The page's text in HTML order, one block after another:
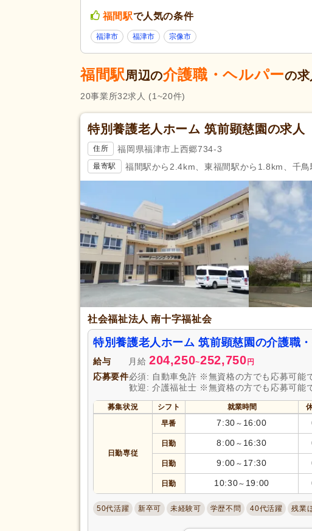
応募条件・こ
だわり
40代活躍
Web面接可
残業ほぼなし
夜勤のみ可
週3日から可(1)
応募資格
自動車免許(12)
休日・休暇
完全週休2日(2)
日曜休み(5)
介護休業(6)
福利厚生
賞与あり(25)
セミナー参加費補助(2)
通勤手当(23)
制服あり(25)
アクセス
駅近(8)
バイク通勤可
福間駅で人気の条件
福津市 福津市 宗像市
福間駅周辺の介護職・ヘルパーの
20事業所32求人 (1~20件)
特別養護老人ホーム 筑前顕慈園の求人
住所 福岡県福津市上西郷734-3
最寄駅 福間駅から2.4km、東福間駅から1.8km、千
社会福祉法人 南十字福祉会
特別養護老人ホーム 筑前顕慈園の介護職
給与 月給 204,250~252,750 円
応募要件必須: 自動車免許 ※無資格の方でも応募可能
歓迎: 介護福祉士 ※無資格の方でも応募可能
募集状況 シフト 就業時間
日勤専従
早番 7:30 ～ 16:00
日勤 8:00 ～ 16:30
日勤 9:00 ～ 17:30
日勤 10:30～ 19:00
50代活躍 新卒可 未経験可 学歴不問 40代活躍 残業